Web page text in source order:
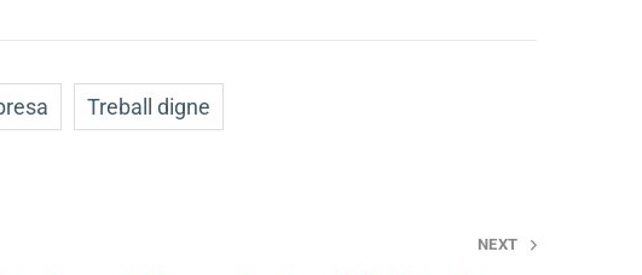
Treball digne
NEXT